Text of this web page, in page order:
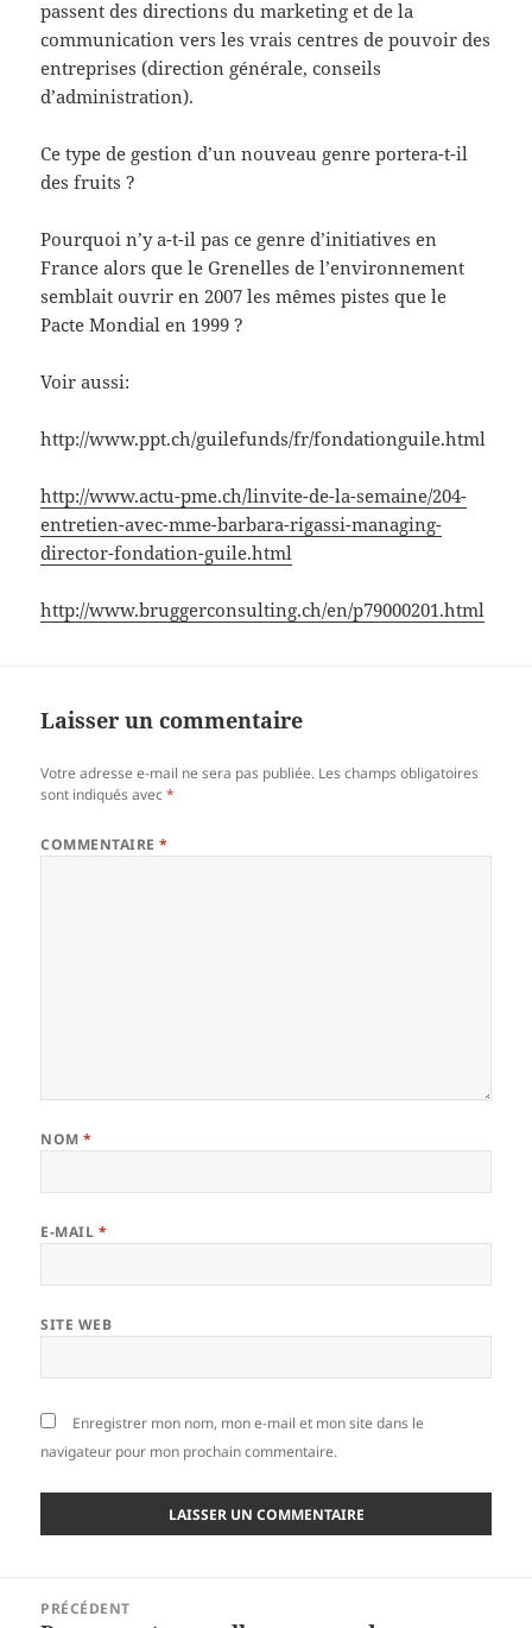
passent des directions du marketing et de la
communication vers les vrais centres de pouvoir des
entreprises (direction générale, conseils
d’administration).
Ce type de gestion d’un nouveau genre portera-t-il
des fruits ?
Pourquoi n’y a-t-il pas ce genre d’initiatives en
France alors que le Grenelles de l’environnement
semblait ouvrir en 2007 les mêmes pistes que le
Pacte Mondial en 1999 ?
Voir aussi:
http://www.ppt.ch/guilefunds/fr/fondationguile.html
http://www.actu-pme.ch/linvite-de-la-semaine/204-
entretien-avec-mme-barbara-rigassi-managing-
director-fondation-guile.html
http://www.bruggerconsulting.ch/en/p79000201.html
Laisser un commentaire
Votre adresse e-mail ne sera pas publiée. Les champs obligatoires
sont indiqués avec*
COMMENTAIRE*
NOM*
E-MAIL *
SITE WEB
Enregistrer mon nom, mon e-mail et mon site dans le
navigateur pour mon prochain commentaire.
PRÉCÉDENT